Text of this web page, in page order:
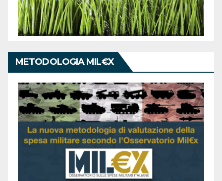
METODOLOGIA MIL€X